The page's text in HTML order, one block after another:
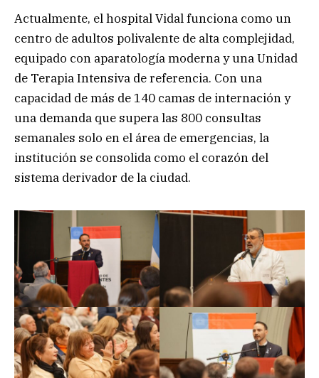
Actualmente, el hospital Vidal funciona como un
centro de adultos polivalente de alta complejidad,
equipado con aparatología moderna y una Unidad
de Terapia Intensiva de referencia. Con una
capacidad de más de 140 camas de internación y
una demanda que supera las 800 consultas
semanales solo en el área de emergencias, la
institución se consolida como el corazón del
sistema derivador de la ciudad.